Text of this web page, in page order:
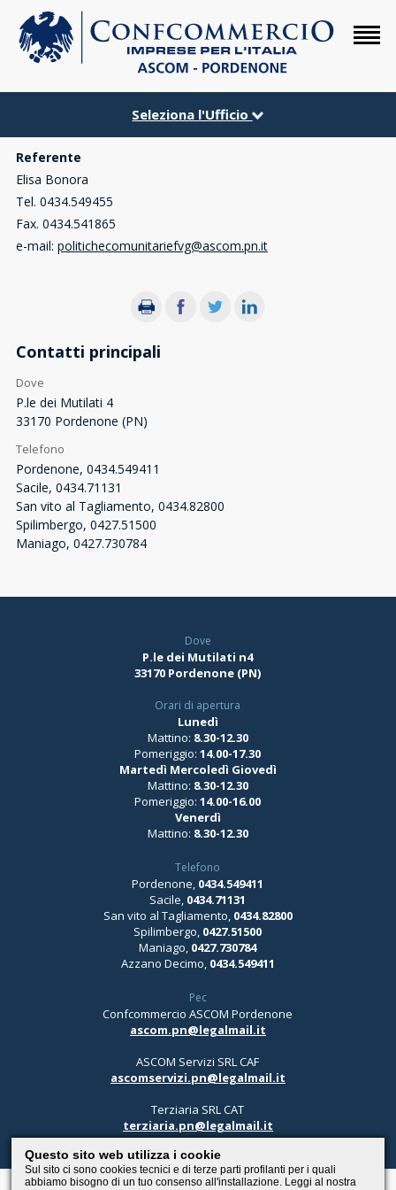
Seleziona l'Ufficio
Referente
Elisa Bonora
Tel. 0434.549455
Fax. 0434.541865
e-mail: politichecomunitariefvg@ascom.pn.it
Contatti principali
Dove
P.le dei Mutilati 4
33170 Pordenone (PN)
Telefono
Pordenone, 0434.549411
Sacile, 0434.71131
San vito al Tagliamento, 0434.82800
Spilimbergo, 0427.51500
Maniago, 0427.730784
Dove
P.le dei Mutilati n4
33170 Pordenone (PN)
Orari di apertura
Lunedì
Mattino: 8.30-12.30
Pomeriggio:14.00-17.30
Martedì Mercoledì Giovedì
Mattino: 8.30-12.30
Pomeriggio:14.00-16.00
Venerdì
Mattino: 8.30-12.30
Telefono
Pordenone, 0434.549411
Sacile, 0434.71131
San vito al Tagliamento, 0434.82800
Spilimbergo, 0427.51500
Maniago, 0427.730784
Azzano Decimo, 0434.549411
Pec
Confcommercio ASCOM Pordenone
ascom.pn@legalmail.it
ASCOM Servizi SRL CAF
ascomservizi.pn@legalmail.it
Terziaria SRL CAT
terziaria.pn@legalmail.it
Questo sito web utilizza i cookie
Sul sito ci sono cookies tecnici e di terze parti profilanti per i quali
abbiamo bisogno di un tuo consenso all'installazione. Leggi al nostra